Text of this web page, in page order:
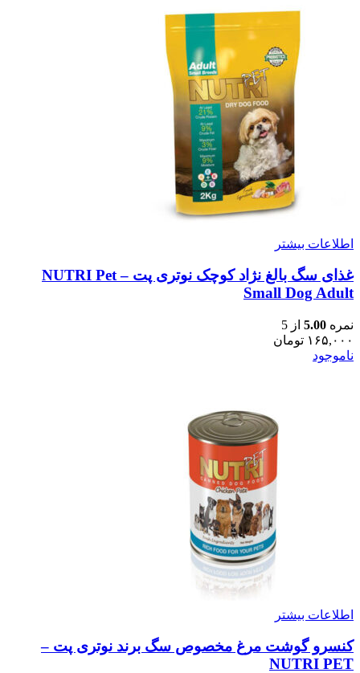
اطلاعات بیشتر
غذای سگ بالغ نژاد کوچک نوتری پت – NUTRI Pet
Small Dog Adult
نمره 5.00 از 5
۱۶۵,۰۰۰ تومان
ناموجود
اطلاعات بیشتر
کنسرو گوشت مرغ مخصوص سگ برند نوتری پت –
NUTRI PET